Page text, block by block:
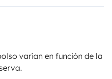
varían en función de la